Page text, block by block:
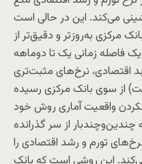
می‌کند. این در حالی است
مرکزی به‌روز‌تر و دقیق‌تر از
یک فاصله زمانی یک تا دوماهه
اقتصادی، نرخ‌های مثبت‌تری
از سوی بانک مرکزی رسیده
واقعیت آماری روش خود
چندین‌وچندبار از سر گذرانده
تورم و رشد اقتصادی را